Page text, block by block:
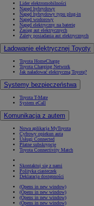
Lider elektromobilności
Napęd hybrydowy
Napęd hybrydowy typu plug-in
Napęd wodorowy
Napęd elektryczny na baterię
Zasięg aut elektrycznych
Zalety posiadania aut elektrycznych
Ładowanie elektrycznej Toyoty
Toyota HomeCharge
Toyota Charging Network
Jak naładować elektryczną Toyotę?
Systemy bezpieczeństwa
Toyota T-Mate
System eCall
Komunikacja z autem
Nowa aplikacja MyToyota
Cyfrowy opiekun auta
Usługi Connected
Płatne subskrypcje
Toyota Connectivity Match
Skontaktuj się z nami
Polityka ciasteczek
Deklaracja dostępności
(Opens in new window)
(Opens in new window)
(Opens in new window)
(Opens in new window)